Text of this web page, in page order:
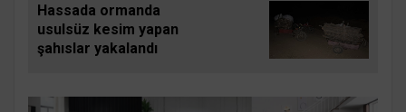
verildi
Hassada ormanda
usulsüz kesim yapan
şahıslar yakalandı